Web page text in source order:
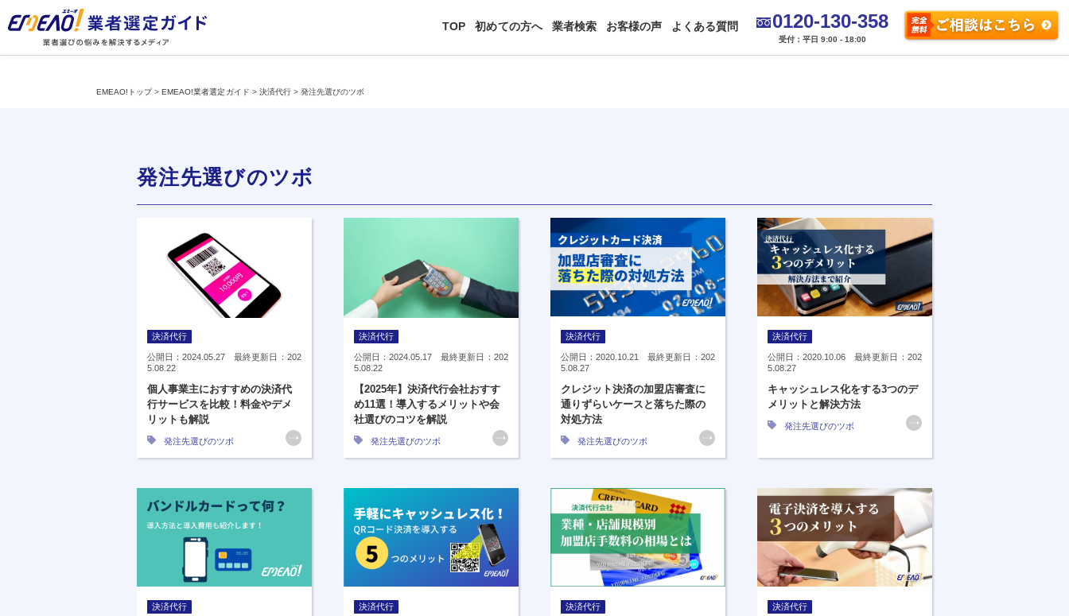
TOP 初めての方へ 業者検索 お客様の声 よくある質問 0120-130-358
受付：平日 9:00 - 18:00
EMEAO!トップ>EMEAO!業者選定ガイド > 決済代行> 発注先選びのツボ
発注先選びのツボ
決済代行
公開日：2024.05.27 最終更新日：202
5.08.22
個人事業主におすすめの決済代
行サービスを比較！料金やデメ
リットも解説
発注先選びのツボ
決済代行
公開日：2024.05.17 最終更新日：202
5.08.22
【2025年】決済代行会社おすす
め11選！導入するメリットや会
社選びのコツを解説
発注先選びのツボ
決済代行
公開日：2020.10.21 最終更新日：202
5.08.27
クレジット決済の加盟店審査に
通りずらいケースと落ちた際の
対処方法
発注先選びのツボ
決済代行
公開日：2020.10.06 最終更新日：202
5.08.27
キャッシュレス化をする3つのデ
メリットと解決方法
発注先選びのツボ
決済代行 決済代行 決済代行 決済代行